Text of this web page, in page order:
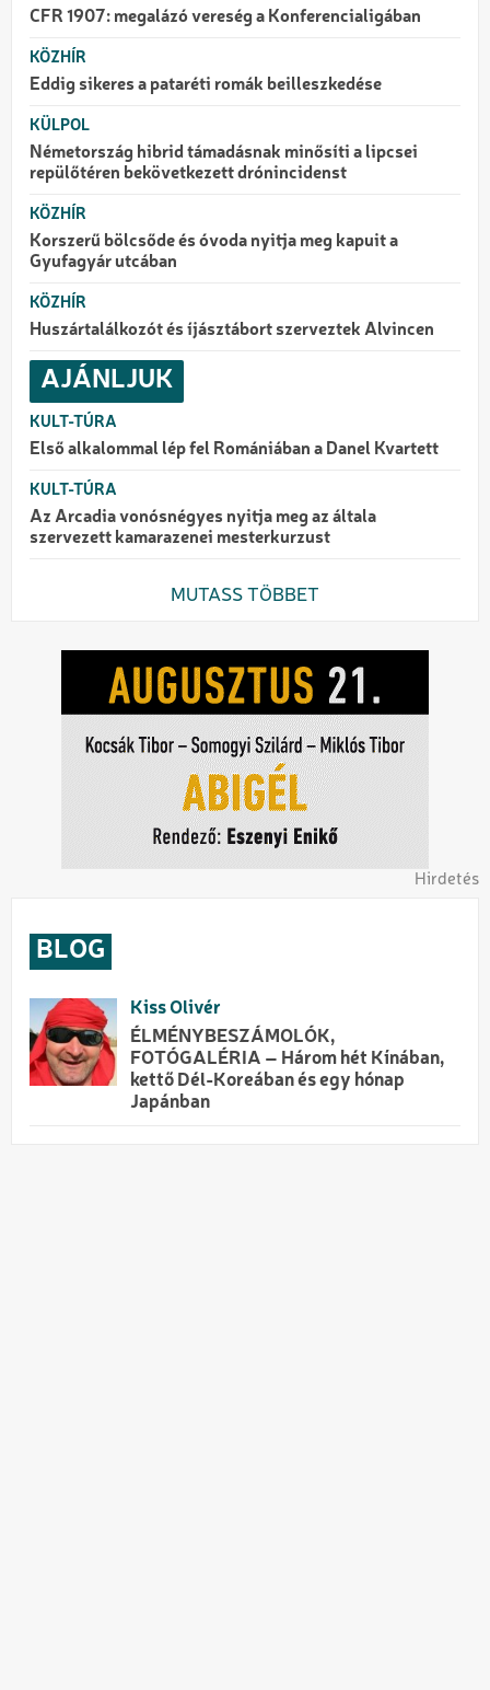
CFR 1907: megalázó vereség a Konferencialigában
KÖZHÍR
Eddig sikeres a pataréti romák beilleszkedése
KÜLPOL
Németország hibrid támadásnak minősíti a lipcsei
repülőtéren bekövetkezett drónincidenst
KÖZHÍR
Korszerű bölcsőde és óvoda nyitja meg kapuit a
Gyufagyár utcában
KÖZHÍR
Huszártalálkozót és íjásztábort szerveztek Alvincen
AJÁNLJUK
KULT-TÚRA
Első alkalommal lép fel Romániában a Danel Kvartett
KULT-TÚRA
Az Arcadia vonósnégyes nyitja meg az általa
szervezett kamarazenei mesterkurzust
MUTASS TÖBBET
Hirdetés
BLOG
Kiss Olivér
ÉLMÉNYBESZÁMOLÓK,
FOTÓGALÉRIA – Három hét Kínában,
kettő Dél-Koreában és egy hónap
Japánban